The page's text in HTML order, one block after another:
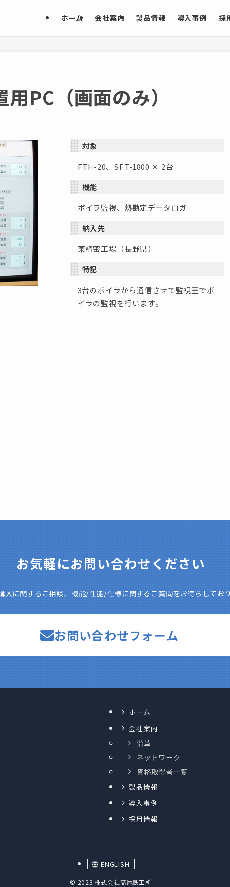
ホーム 会社案内 製品情報 導入事例 採
PC（画面のみ）
対象
FTH-20、SFT-1800 × 2台
機能
ボイラ監視、熱勘定データロガ
納入先
某精密工場（長野県）
特記
3台のボイラから通信させて監視室でボ
イラの監視を行います。
お気軽にお問い合わせください
入に関するご相談、機能/性能/仕様に関するご質問をお待ちしており
お問い合わせフォーム
ホーム
会社案内
沿革
ネットワーク
資格取得者一覧
製品情報
導入事例
採用情報
ENGLISH
© 2023 株式会社高尾鉄工所